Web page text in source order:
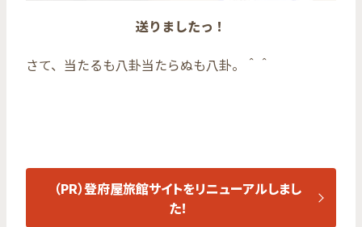
送りましたっ！
さて、当たるも八卦当たらぬも八卦。＾＾
（PR）登府屋旅館サイトをリニューアルしまし
た！